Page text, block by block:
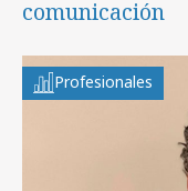
comunicación
Profesionales